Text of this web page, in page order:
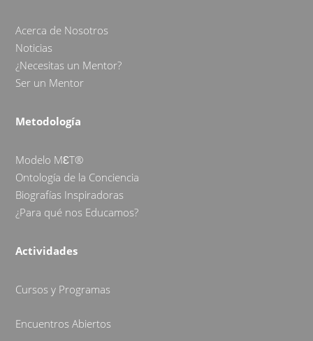
Acerca de Nosotros
Noticias
¿Necesitas un Mentor?
Ser un Mentor
Metodología
Modelo MƐT®
Ontología de la Conciencia
Biografías Inspiradoras
¿Para qué nos Educamos?
Actividades
Cursos y Programas
Encuentros Abiertos